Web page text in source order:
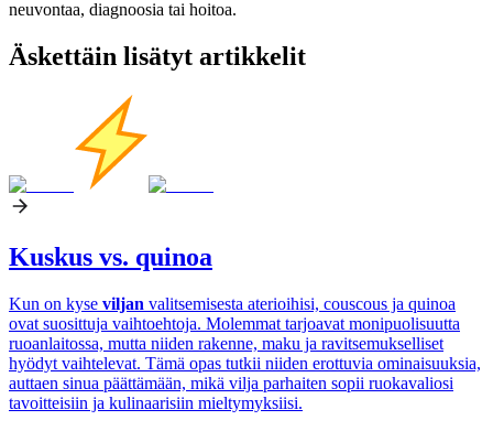
neuvontaa, diagnoosia tai hoitoa.
Äskettäin lisätyt artikkelit
Kuskus vs. quinoa
Kun on kyse viljan valitsemisesta aterioihisi, couscous ja quinoa
ovat suosittuja vaihtoehtoja. Molemmat tarjoavat monipuolisuutta
ruoanlaitossa, mutta niiden rakenne, maku ja ravitsemukselliset
hyödyt vaihtelevat. Tämä opas tutkii niiden erottuvia ominaisuuksia,
auttaen sinua päättämään, mikä vilja parhaiten sopii ruokavaliosi
tavoitteisiin ja kulinaarisiin mieltymyksiisi.